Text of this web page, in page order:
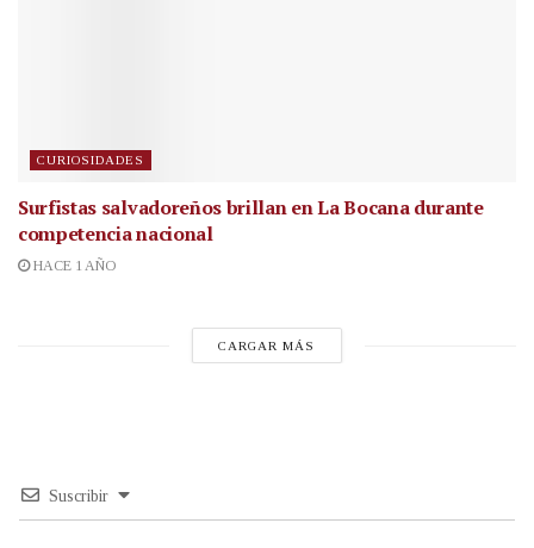
CURIOSIDADES
Surfistas salvadoreños brillan en La Bocana durante
competencia nacional
HACE 1 AÑO
CARGAR MÁS
Suscribir